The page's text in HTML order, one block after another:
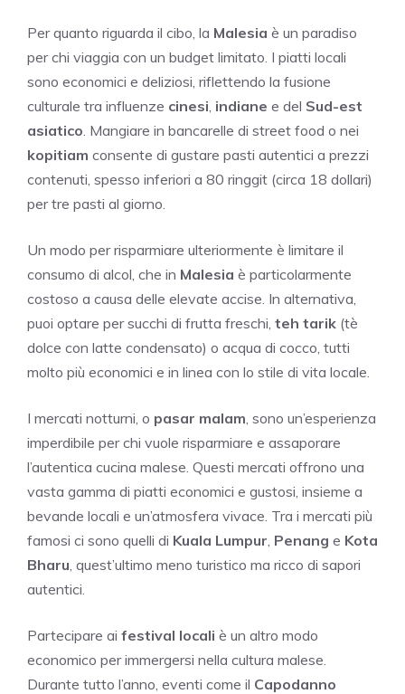
Per quanto riguarda il cibo, la Malesia è un paradiso
per chi viaggia con un budget limitato. I piatti locali
sono economici e deliziosi, riflettendo la fusione
culturale tra influenze cinesi indiane e del Sud-est
asiatico . Mangiare in bancarelle di street food o nei
kopitiam consente di gustare pasti autentici a prezzi
contenuti, spesso inferiori a 80 ringgit (circa 18 dollari)
per tre pasti al giorno.
Un modo per risparmiare ulteriormente è limitare il
consumo di alcol, che in Malesia è particolarmente
costoso a causa delle elevate accise. In alternativa,
puoi optare per succhi di frutta freschi, teh tarik (tè
dolce con latte condensato) o acqua di cocco, tutti
molto più economici e in linea con lo stile di vita locale.
I mercati notturni, o pasar malam , sono un’esperienza
imperdibile per chi vuole risparmiare e assaporare
l’autentica cucina malese. Questi mercati offrono una
vasta gamma di piatti economici e gustosi, insieme a
bevande locali e un’atmosfera vivace. Tra i mercati più
famosi ci sono quelli di Kuala Lumpur Penang e Kota
Bharu , quest’ultimo meno turistico ma ricco di sapori
autentici.
Partecipare ai festival locali è un altro modo
economico per immergersi nella cultura malese.
Durante tutto l’anno, eventi come il Capodanno